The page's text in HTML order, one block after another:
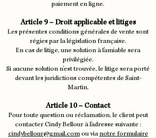
paiement en ligne.
Article 9 – Droit applicable et litiges
Les présentes conditions générales de vente sont
régies par la législation française.
En cas de litige, une solution à l'amiable sera
privilégiée.
Si aucune solution n'est trouvée, le litige sera porté
devant les juridictions compétentes de Saint-
Martin.
Article 10 – Contact
Pour toute question ou réclamation, le client peut
contacter Cindy Bellour à l'adresse suivante :
cindybellour@gmail.comou via notre formulaire